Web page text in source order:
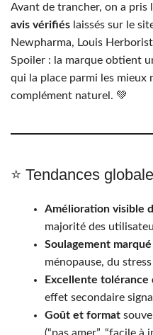
Avant de trancher, on a pris
avis vérifiés laissés sur le
Newpharma, Louis
Spoiler : la marque obtient
qui la place parmi les mieux
complément naturel. 💚
⭐️ Tendances
Amélioration visible
majorité des
Soulagement marqué
ménopause, du
Excellente tolérance
effet secondaire
Goût et format